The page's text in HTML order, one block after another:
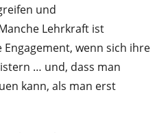
und
Lehrkraft ist
wenn sich ihre
… und, dass man
kann, als man erst